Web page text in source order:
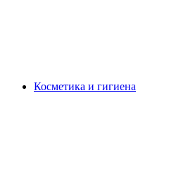
Косметика и гигиена